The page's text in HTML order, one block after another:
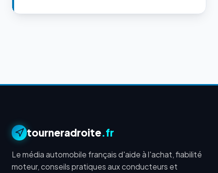
tourneradroite.fr
Le média automobile français d'aide à l'achat, fiabilité
moteur, conseils pratiques aux conducteurs et